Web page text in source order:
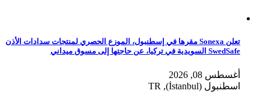
تعلن Sonexa مقرها في إسطنبول، الموزع الحصري لمنتجات سدادات الأذن
SwedSafe السويدية في تركيا، عن حاجتها إلى مسوق ميداني
أغسطس 08, 2026
اسطنبول (İstanbul), TR